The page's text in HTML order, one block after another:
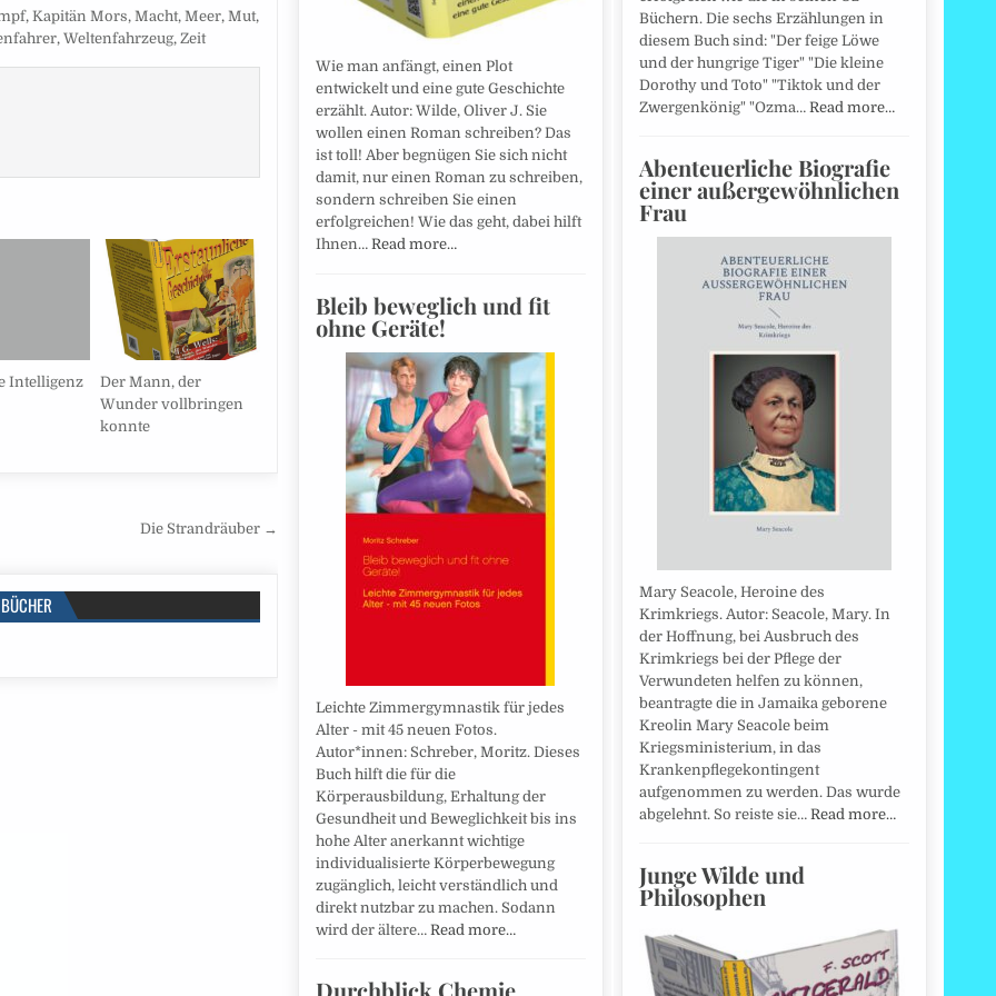
,Kapitän Mors, Macht, Meer, Mut,
,Weltenfahrzeug, Zeit
Intelligenz
Der Mann, der
Wunder vollbringen
konnte
Die Strandräuber →
Wie man anfängt, einen Plot
entwickelt und eine gute Geschichte
erzählt. Autor: Wilde, Oliver J. Sie
wollen einen Roman schreiben? Das
ist toll! Aber begnügen Sie sich nicht
damit, nur einen Roman zu schreiben,
sondern schreiben Sie einen
erfolgreichen! Wie das geht, dabei hilft
Ihnen… Read more…
Bleib beweglich und fit
ohne Geräte!
Leichte Zimmergymnastik für jedes
Alter - mit 45 neuen Fotos.
Autor*innen: Schreber, Moritz. Dieses
Buch hilft die für die
Körperausbildung, Erhaltung der
Gesundheit und Beweglichkeit bis ins
hohe Alter anerkannt wichtige
individualisierte Körperbewegung
zugänglich, leicht verständlich und
direkt nutzbar zu machen. Sodann
wird der ältere… Read more…
Durchblick Chemie
Büchern. Die sechs Erzählungen in
diesem Buch sind: "Der feige Löwe
und der hungrige Tiger" "Die kleine
Dorothy und Toto" "Tiktok und der
Zwergenkönig" "Ozma… Read more…
Abenteuerliche Biografie
einer außergewöhnlichen
Frau
Mary Seacole, Heroine des
Krimkriegs. Autor: Seacole, Mary. In
der Hoffnung, bei Ausbruch des
Krimkriegs bei der Pflege der
Verwundeten helfen zu können,
beantragte die in Jamaika geborene
Kreolin Mary Seacole beim
Kriegsministerium, in das
Krankenpflegekontingent
aufgenommen zu werden. Das wurde
abgelehnt. So reiste sie… Read more…
Junge Wilde und
Philosophen